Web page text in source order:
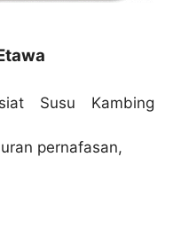
Susu Kambing
pernafasan,